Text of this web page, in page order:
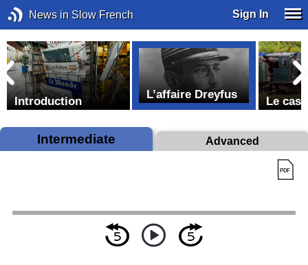
News in Slow French Sign In
Introduction L’affaire Dreyfus Le
Intermediate Advanced